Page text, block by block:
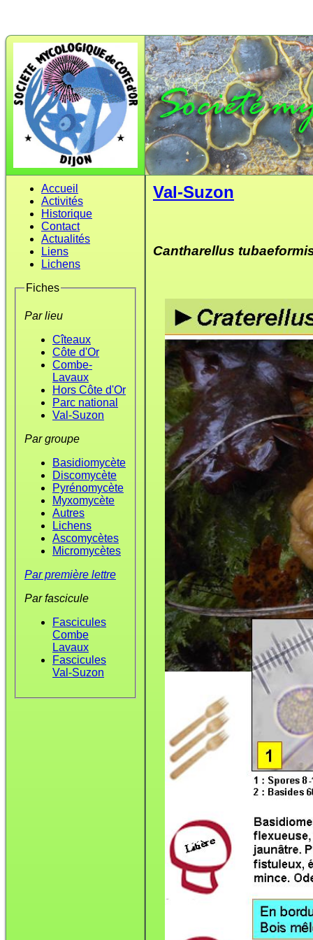
Accueil
Activités
Historique
Contact
Actualités
Liens
Lichens
Fiches
Par lieu
Cîteaux
Côte d'Or
Combe-
Lavaux
Hors Côte d'Or
Parc national
Val-Suzon
Par groupe
Basidiomycète
Discomycète
Pyrénomycète
Myxomycète
Autres
Lichens
Ascomycètes
Micromycètes
Par première lettre
Par fascicule
Fascicules
Combe
Lavaux
Fascicules
Val-Suzon
Val-Suzon
Cantharellus